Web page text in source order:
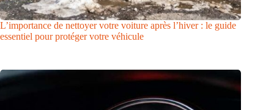
L’importance de nettoyer votre voiture après l’hiver : le guide
essentiel pour protéger votre véhicule